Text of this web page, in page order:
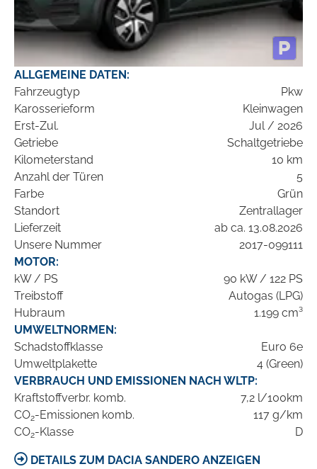
ALLGEMEINE DATEN:
Fahrzeugtyp
Pkw
Karosserieform
Kleinwagen
Erst-Zul.
Jul / 2026
Getriebe
Schaltgetriebe
Kilometerstand
10 km
Anzahl der Türen
5
Farbe
Grün
Standort
Zentrallager
Lieferzeit
ab ca. 13.08.2026
Unsere Nummer
2017-099111
MOTOR:
kW / PS
90 kW / 122 PS
Treibstoff
Autogas (LPG)
Hubraum
1.199 cm³
UMWELTNORMEN:
Schadstoffklasse
Euro 6e
Umweltplakette
4 (Green)
VERBRAUCH UND EMISSIONEN NACH WLTP:
Kraftstoffverbr. komb.
7,2 l/100km
CO2-Emissionen komb.
117 g/km
CO2-Klasse D
DETAILS ZUM DACIA SANDERO ANZEIGEN